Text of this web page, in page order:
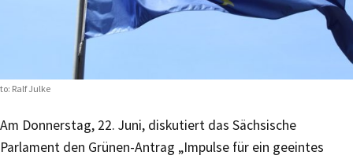
Ralf Julke
Am Donnerstag, 22. Juni, diskutiert das Sächsische
Parlament den Grünen-Antrag „Impulse für ein geeintes